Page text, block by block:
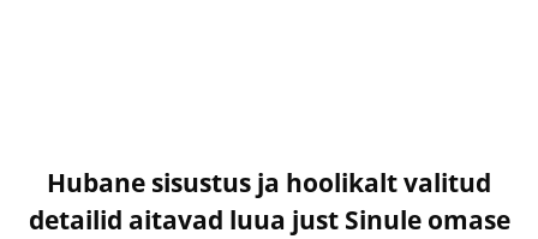
Hubane sisustus ja hoolikalt valitud
detailid aitavad luua just Sinule omase